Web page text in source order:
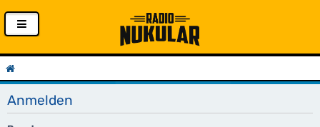
Anmelden